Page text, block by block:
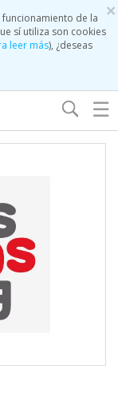
×
de la
sí utiliza son cookies
leer más), ¿deseas
☰